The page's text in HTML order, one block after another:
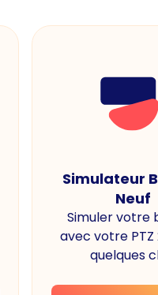
Simulateur
Neuf
Simuler votre
avec votre PTZ
quelques